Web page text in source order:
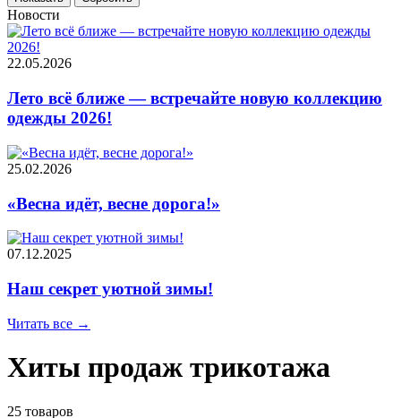
Новости
22.05.2026
Лето всё ближе — встречайте новую коллекцию
одежды 2026!
25.02.2026
«Весна идёт, весне дорога!»
07.12.2025
Наш секрет уютной зимы!
Читать все →
Хиты продаж трикотажа
25 товаров